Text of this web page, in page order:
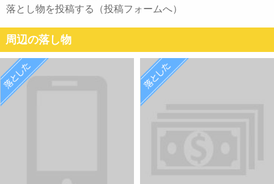
落とし物を投稿する（投稿フォームへ）
周辺の落し物